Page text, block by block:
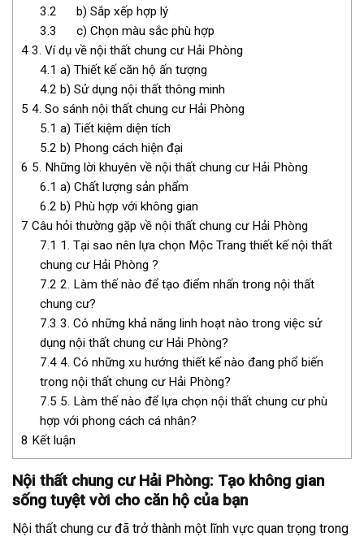
3.2 b) Sắp xếp hợp lý
3.3 c) Chọn màu sắc phù hợp
4 3. Ví dụ về nội thất chung cư Hải Phòng
4.1 a) Thiết kế căn hộ ấn tượng
4.2 b) Sử dụng nội thất thông minh
5 4. So sánh nội thất chung cư Hải Phòng
5.1 a) Tiết kiệm diện tích
5.2 b) Phong cách hiện đại
6 5. Những lời khuyên về nội thất chung cư Hải Phòng
6.1 a) Chất lượng sản phẩm
6.2 b) Phù hợp với không gian
7 Câu hỏi thường gặp về nội thất chung cư Hải Phòng
7.1 1. Tại sao nên lựa chọn Mộc Trang thiết kế nội thất
chung cư Hải Phòng ?
7.2 2. Làm thế nào để tạo điểm nhấn trong nội thất
chung cư?
7.3 3. Có những khả năng linh hoạt nào trong việc sử
dụng nội thất chung cư Hải Phòng?
7.44. Có những xu hướng thiết kế nào đang phổ biến
trong nội thất chung cư Hải Phòng?
7.5 5. Làm thế nào để lựa chọn nội thất chung cư phù
hợp với phong cách cá nhân?
8 Kết luận
Nội thất chung cư Hải Phòng: Tạo không gian
sống tuyệt vời cho căn hộ của bạn
Nội thất chung cư đã trở thành một lĩnh vực quan trọng trong